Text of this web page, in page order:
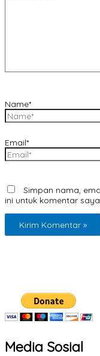
Name*
Email*
Simpan nama,
ini untuk komentar
Media Sosial